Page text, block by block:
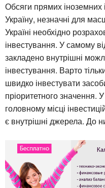
Обсяги прямих іноземних
Україну, незначні для
Україні необхідно
інвестування. У самому
закладено внутрішні
інвестування. Варто
швидко інвестувати
пріоритетного значення.
головному місці
є внутрішні джерела. До